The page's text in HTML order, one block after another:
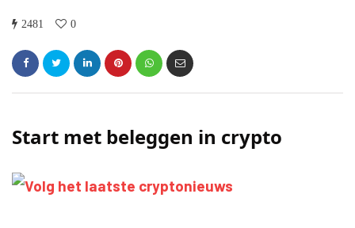
2481 0
Start met beleggen in crypto